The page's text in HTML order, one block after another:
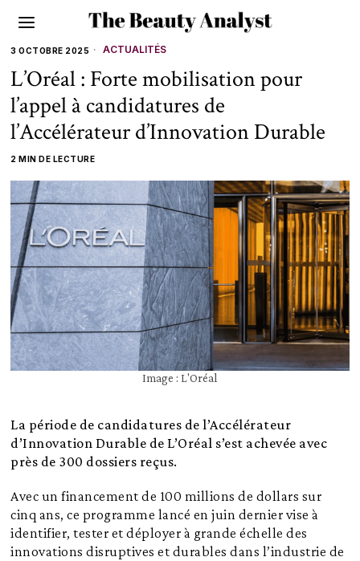
3 OCTOBRE 2025 ACTUALITÉS
L’Oréal : Forte mobilisation pour
l’appel à candidatures de
l’Accélérateur d’Innovation Durable
2 MIN DE LECTURE
Image : L'Oréal
La période de candidatures de l’Accélérateur
d’Innovation Durable de L’Oréal s’est achevée avec
près de 300 dossiers reçus.
Avec un financement de 100 millions de dollars sur
cinq ans, ce programme lancé en juin dernier vise à
identifier, tester et déployer à grande échelle des
innovations disruptives et durables dans l’industrie de